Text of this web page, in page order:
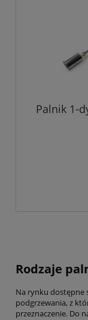
Palnik 1-
Rodzaje
Na rynku dostępne
podgrzewania, z
przeznaczenie. Do